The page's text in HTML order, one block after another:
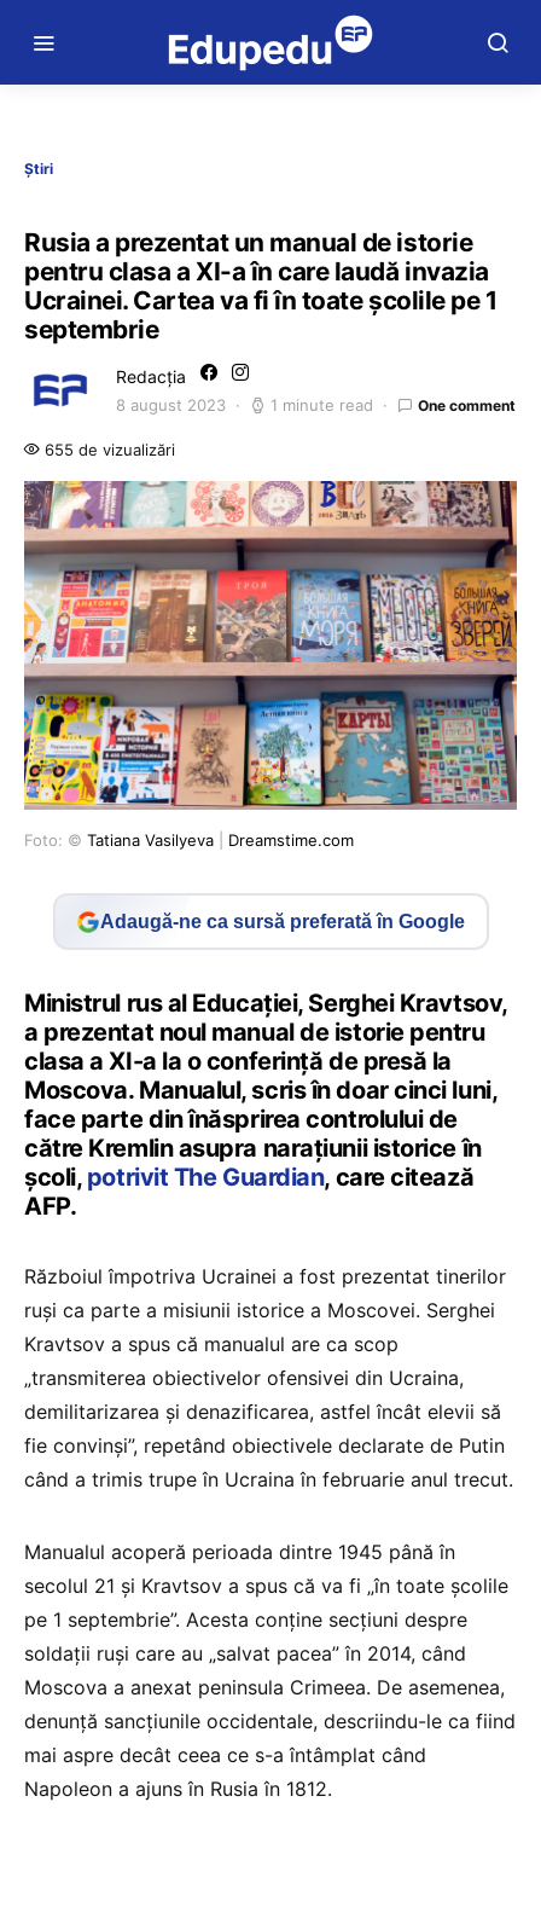
Știri
Rusia a prezentat un manual de istorie
pentru clasa a XI-a în care laudă invazia
Ucrainei. Cartea va fi în toate școlile pe 1
septembrie
Redacția
8 august 2023 1 minute read One comment
655 de vizualizări
Foto: © Tatiana Vasilyeva Dreamstime.com
Adaugă-ne ca sursă preferată în Google
Ministrul rus al Educației, Serghei Kravtsov,
a prezentat noul manual de istorie pentru
clasa a XI-a la o conferință de presă la
Moscova. Manualul, scris în doar cinci luni,
face parte din înăsprirea controlului de
către Kremlin asupra narațiunii istorice în
școli, potrivit The Guardian, care citează
AFP.
Războiul împotriva Ucrainei a fost prezentat tinerilor
ruși ca parte a misiunii istorice a Moscovei. Serghei
Kravtsov a spus că manualul are ca scop
„transmiterea obiectivelor ofensivei din Ucraina,
demilitarizarea și denazificarea, astfel încât elevii să
fie convinși”, repetând obiectivele declarate de Putin
când a trimis trupe în Ucraina în februarie anul trecut.
Manualul acoperă perioada dintre 1945 până în
secolul 21 și Kravtsov a spus că va fi „în toate școlile
pe 1 septembrie”. Acesta conține secțiuni despre
soldații ruși care au „salvat pacea” în 2014, când
Moscova a anexat peninsula Crimeea. De asemenea,
denunță sancțiunile occidentale, descriindu-le ca fiind
mai aspre decât ceea ce s-a întâmplat când
Napoleon a ajuns în Rusia în 1812.